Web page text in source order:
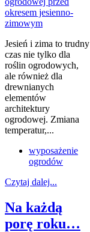
Jesień i zima to trudny
czas nie tylko dla
roślin ogrodowych,
ale również dla
drewnianych
elementów
architektury
ogrodowej. Zmiana
temperatur,...
wyposażenie
ogrodów
Czytaj dalej...
Na każdą
porę roku…